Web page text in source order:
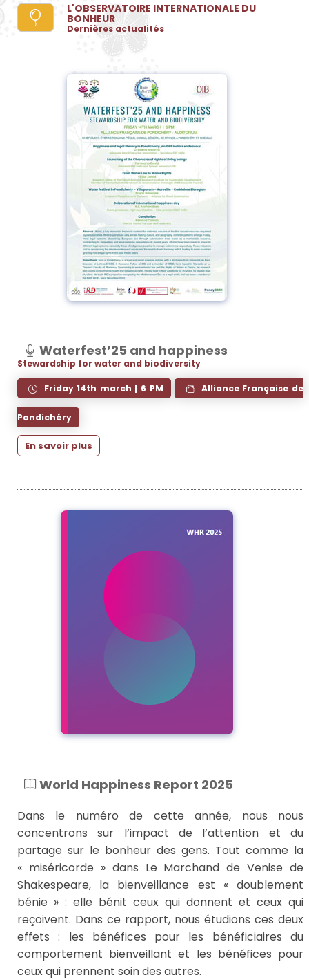
L'OBSERVATOIRE INTERNATIONALE DU
BONHEUR
Dernières actualités
Waterfest’25 and happiness
Stewardship for water and biodiversity
Friday 14th march | 6 PM Alliance Française de
Pondichéry
En savoir plus
World Happiness Report 2025
Dans le numéro de cette année, nous nous
concentrons sur l’impact de l’attention et du
partage sur le bonheur des gens. Tout comme la
« miséricorde » dans Le Marchand de Venise de
Shakespeare, la bienveillance est « doublement
bénie » : elle bénit ceux qui donnent et ceux qui
reçoivent. Dans ce rapport, nous étudions ces deux
effets : les bénéfices pour les bénéficiaires du
comportement bienveillant et les bénéfices pour
ceux qui prennent soin des autres.